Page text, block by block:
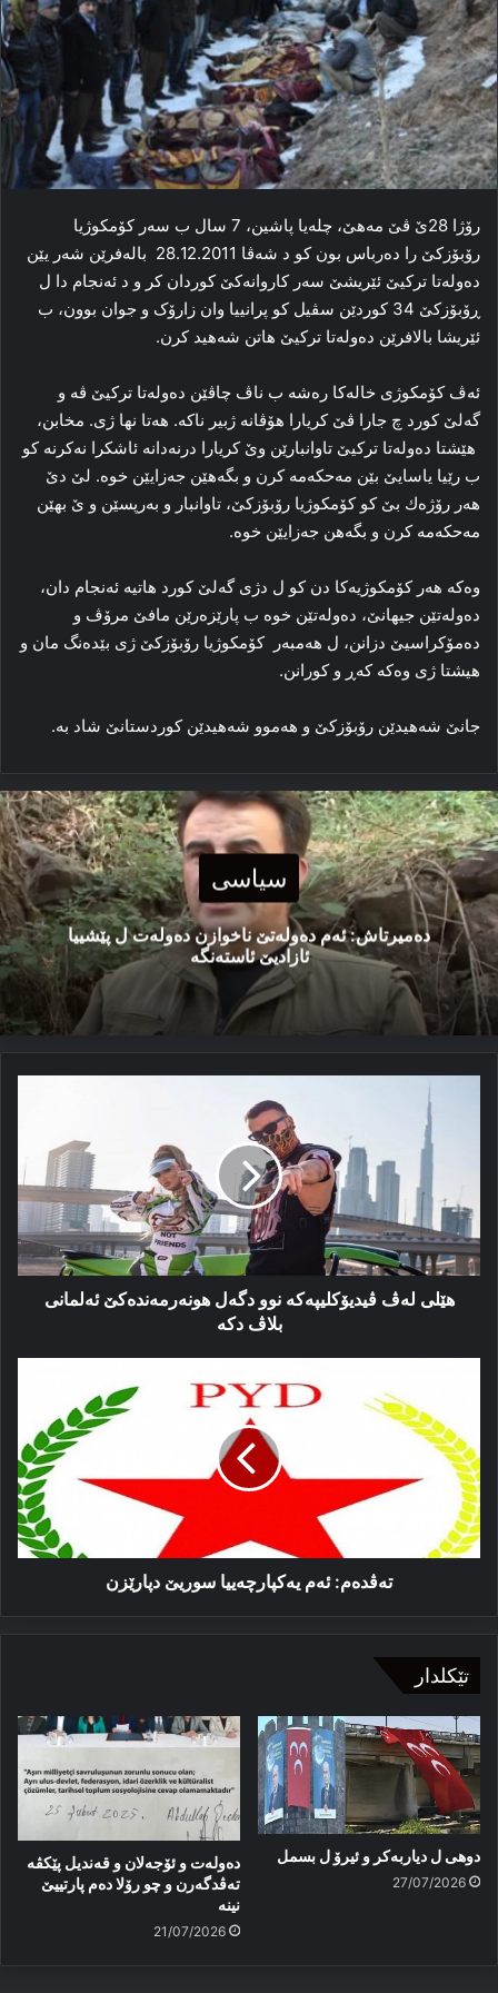
رۆژا 28ێ ڤێ مەھێ، چلەیا پاشین، 7 سال ب سەر كۆمكوژیا
رۆبۆزكێ را دەرباس بون كو د شه‌ڤا 28.12.2011 بالەفرێن شەر یێن
دەولەتا تركیێ ئێریشێ سەر كاروانەكێ كوردان كر و د ئەنجام دا ل
ڕۆبۆزکێ 34 كوردێن سڤیل کو پرانییا وان زارۆک و جوان بوون، ب
ئێریشا بالافرێن ده‌وله‌تا ترکیێ هاتن شەھید كرن.
ئەڤ كۆمكوژی خالەكا رەشە ب ناڤ چاڤێن دەولەتا تركیێ ڤە و
گەلێ كورد چ جارا ڤێ كریارا ھۆڤانە ژبیر ناكە. ھەتا نھا ژی. مخابن،
ھێشتا دەولەتا تركیێ تاوانبارێن وێ كریارا درنەدانە ئاشكرا نەكرنە كو
ب رێیا یاسایێ بێن مەحكەمە كرن و بگەھێن جەزایێن خوە. لێ دێ
ھەر رۆژەك بێ كو كۆمكوژیا رۆبۆزكێ، تاوانبار و بەرپسێن و ێ بھێن
مەحكەمە كرن و بگەھن جەزایێن خوە.
وەكە ھەر كۆمكوژیەكا دن كو ل دژی گەلێ كورد ھاتیە ئەنجام دان،
دەولەتێن جیھانێ، دەولەتێن خوە ب پارێزەرێن مافێ مرۆڤ و
دەمۆكراسیێ دزانن، ل ھەمبەر كۆمكوژیا رۆبۆزكێ ژی بێدەنگ مان و
ھیشتا ژی وەكە كەڕ و كورانن.
جانێ شەھیدێن رۆبۆزكێ و ھەموو شەھیدێن كوردستانێ شاد بە.
سیاسی
دەمیرتاش: ئەم دەولەتێ ناخوازن دەولەت ل پێشییا
ئازادیێ ئاستەنگە
ھێلی
ڤیدیۆكلیپەكە
دگەل
ھونەرمەندەكێ
ئەلمانی
بلاڤ
دكە
ھێلی لەڤ ڤیدیۆكلیپەكە نوو دگەل ھونەرمەندەكێ ئەلمانی
بلاڤ دكە
تەڤدەم:
یەكپارچەییا
سوریێ
دپارێزن
تەڤدەم: ئەم یەكپارچەییا سوریێ دپارێزن
تێکلدار
دوهی ل دیاربەکر و ئیرۆ ل بسمل
27/07/2026
دەولەت و ئۆجەلان و قەندیل پێکڤە
تەڤدگەرن و چو رۆلا دەم پارتییێ
نینە
21/07/2026